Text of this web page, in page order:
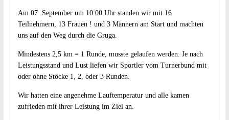
Am 07. September um 10.00 Uhr standen wir mit 16
Teilnehmern, 13 Frauen ! und 3 Männern am Start und machten
uns auf den Weg durch die Gruga.
Mindestens 2,5 km = 1 Runde, musste gelaufen werden. Je nach
Leistungsstand und Lust liefen wir Sportler vom Turnerbund mit
oder ohne Stöcke 1, 2, oder 3 Runden.
Wir hatten eine angenehme Lauftemperatur und alle kamen
zufrieden mit ihrer Leistung im Ziel an.